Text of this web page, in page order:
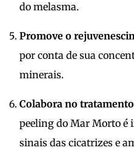
do melasma.
Promove o
por conta de sua
minerais.
Colabora no
peeling do Mar Morto é
sinais das cicatrizes e